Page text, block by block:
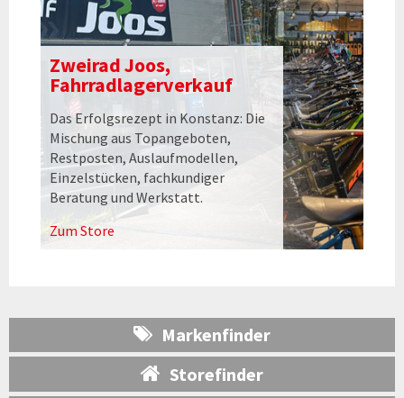
Zweirad Joos,
Fahrradlagerverkauf
Das Erfolgsrezept in Konstanz: Die
Mischung aus Topangeboten,
Restposten, Auslaufmodellen,
Einzelstücken, fachkundiger
Beratung und Werkstatt.
Zum Store
Markenfinder
Storefinder